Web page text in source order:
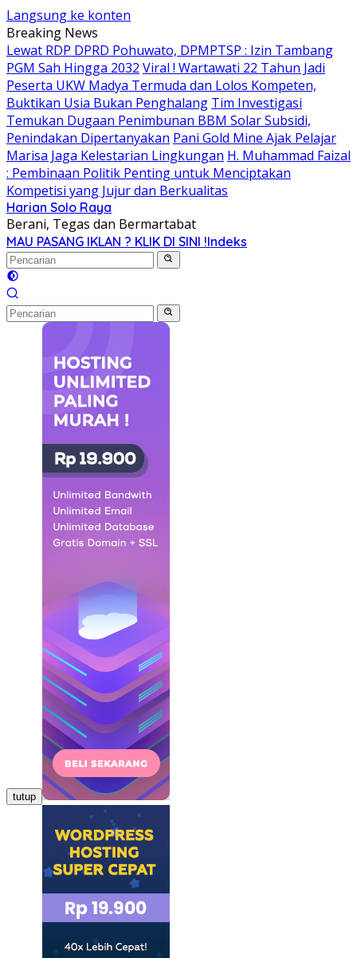
Langsung ke konten
Breaking News
Lewat RDP DPRD Pohuwato, DPMPTSP : Izin Tambang
PGM Sah Hingga 2032 Viral ! Wartawati 22 Tahun Jadi
Peserta UKW Madya Termuda dan Lolos Kompeten,
Buktikan Usia Bukan Penghalang Tim Investigasi
Temukan Dugaan Penimbunan BBM Solar Subsidi,
Penindakan Dipertanyakan Pani Gold Mine Ajak Pelajar
Marisa Jaga Kelestarian Lingkungan H. Muhammad Faizal
: Pembinaan Politik Penting untuk Menciptakan
Kompetisi yang Jujur dan Berkualitas
Harian Solo Raya
Berani, Tegas dan Bermartabat
MAU PASANG IKLAN ? KLIK DI SINI !Indeks
tutup